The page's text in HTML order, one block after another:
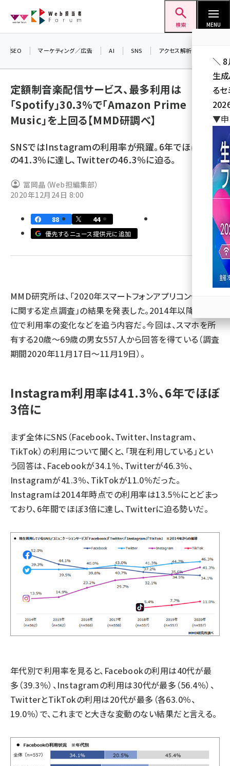
ン
検索 MENU
seo (3538)
youtube (2444)
セミナー (2315)
meo (1281)
SEO マーケティング／広告 AI SNS アクセス解析／データ分析
定額制音楽配信サービス、最多利用は
「Spotify」30.3％で「Amazon Prime
Music」を上回る【MMD研調べ】
SNSではInstagramの利用率が飛躍。6年でほぼ3倍
の41.3％に達し、Twitterの46.3％に迫る。
冨岡晶（Web担編集部）
2020年12月24日 8:00
88
44
優先するニュース提供元に追加
MMD研究所は、「2020年スマートフォンアプリコンテンツ
に関する定点調査」の結果を発表した。2014年以降、年単
位で利用率の変化などを追う内容だ。今回は、スマホを所
有する20歳～69歳の男女557人から回答を得ている（調査
期間2020年11月17日～11月19日）。
Instagram利用率は41.3％、6年でほぼ
3倍に
まず全体にSNS（Facebook、Twitter、Instagram、
TikTok）の利用について聞くと、「現在利用している」とい
う回答は、Facebookが34.1％、Twitterが46.3％、
Instagramが41.3％、TikTokが11.0％だった。
Instagramは2014年時点での利用率は13.5％にとどまっ
ており、6年間でほぼ3倍に達し、Twitterに迫る勢いだ。
年代別で利用率を見ると、Facebookの利用は40代が最
多（39.3％）、Instagramの利用は30代が最多（56.4％）、
TwitterとTikTokの利用は20代が最多（各63.0％、
19.0％）で、これまでと大きな変動のない結果だと言える。
＼ 8
生
る
▼申